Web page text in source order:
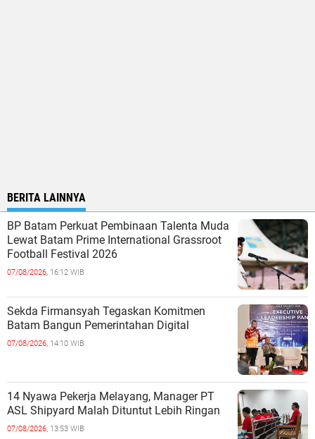
BERITA LAINNYA
BP Batam Perkuat Pembinaan Talenta Muda
Lewat Batam Prime International Grassroot
Football Festival 2026
07/08/2026, 16:12 WIB
Sekda Firmansyah Tegaskan Komitmen
Batam Bangun Pemerintahan Digital
07/08/2026, 14:10 WIB
14 Nyawa Pekerja Melayang, Manager PT
ASL Shipyard Malah Dituntut Lebih Ringan
07/08/2026, 13:53 WIB